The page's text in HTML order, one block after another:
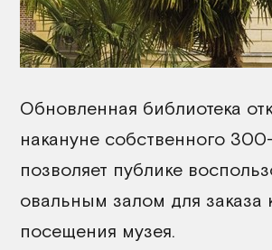
Обновленная библиотека
накануне собственного
позволяет публике
овальным залом для заказа
посещения музея.